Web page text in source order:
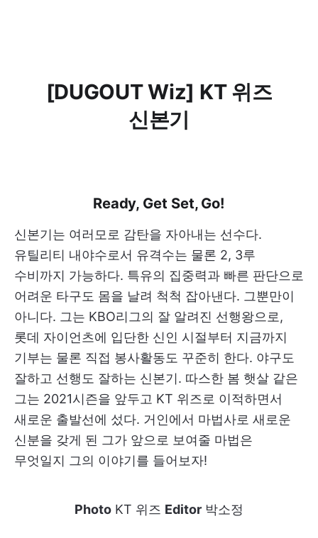
[ DUGOUT Wiz] KT 위즈
신본기
Ready, Get Set, Go!
신본기는 여러모로 감탄을 자아내는 선수다.
유틸리티 내야수로서 유격수는 물론 2, 3루
수비까지 가능하다. 특유의 집중력과 빠른 판단으로
어려운 타구도 몸을 날려 척척 잡아낸다. 그뿐만이
아니다. 그는 KBO리그의 잘 알려진 선행왕으로,
롯데 자이언츠에 입단한 신인 시절부터 지금까지
기부는 물론 직접 봉사활동도 꾸준히 한다. 야구도
잘하고 선행도 잘하는 신본기. 따스한 봄 햇살 같은
그는 2021시즌을 앞두고 KT 위즈로 이적하면서
새로운 출발선에 섰다. 거인에서 마법사로 새로운
신분을 갖게 된 그가 앞으로 보여줄 마법은
무엇일지 그의 이야기를 들어보자!
Photo KT 위즈 Editor 박소정